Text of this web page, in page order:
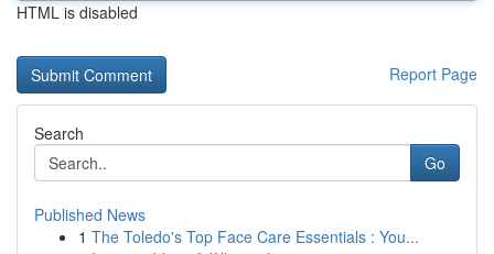
HTML is disabled
Report Page
Search
Go
Published News
1 The Toledo's Top Face Care Essentials : You...